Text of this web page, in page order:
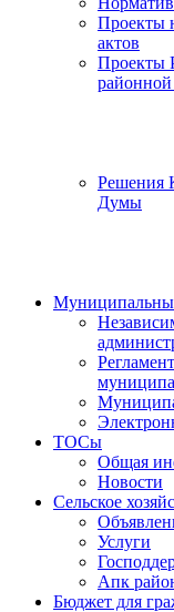
Проекты
актов
Проекты
Решения
Думы
ТОСы
Общая
Новости
Сельское
Услуги
Апк
Бюджет для